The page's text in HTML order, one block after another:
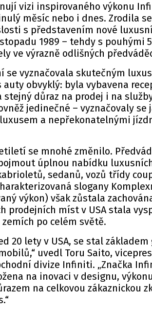
vizi inspirovaného výkonu
měsíc nebo i dnes. Zrodila
s představením nové
1989 – tehdy s pouhými
ve výrazně odlišných
se vyznačovala skutečným
obvyklý: byla vybavena
důraz na prodej i na
jedinečné – vyznačovaly se
a nepřekonatelnými
se mnohé změnilo.
úplnou nabídku
sedanů, vozů třídy
slogany
výkon) však zůstala
prodejních míst v USA stala
po celém světě.
20 lety v USA, se stal
uvedl Toru Saito,
divize Infiniti. „Značka
na inovaci v designu,
na celkovou zákaznickou